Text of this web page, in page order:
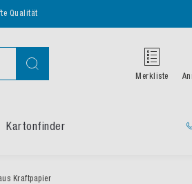
Qualität
Suche
Merkliste
Kartonfinder
Kraftpapier